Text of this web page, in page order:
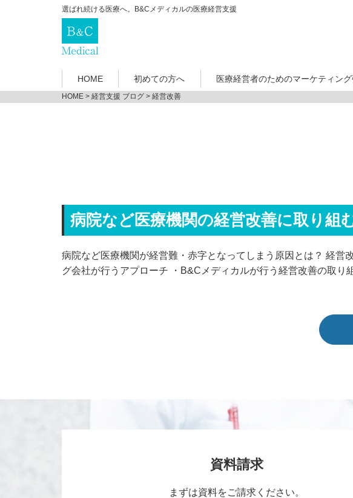
選ばれ続ける医療へ。B&Cメディカルの医療経営支援
HOME 初めての方へ 医療経営者のためのマーケティン
HOME > 経営支援 ブログ > 経営改善
病院など医療機関の経営改善に取り組
病院など医療機関が経営難・赤字となってしまう原因とは？ 経営
グ会社が行うアプローチ ・B&Cメディカルが行う経営改善の取り
資料請求
まずは資料をご請求ください。